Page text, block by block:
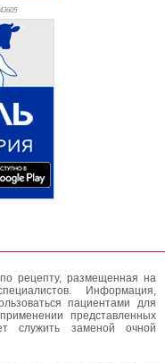
рецепту, размещенная на
Информация,
пациентами для
представленных
служить заменой очной